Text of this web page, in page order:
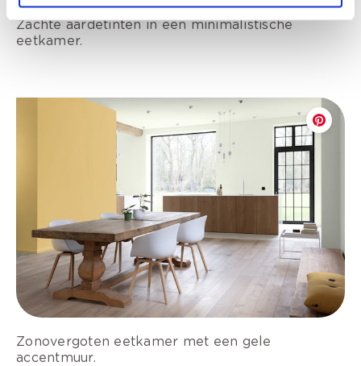
Zachte aardetinten in een minimalistische
eetkamer.
Zonovergoten eetkamer met een gele
accentmuur.